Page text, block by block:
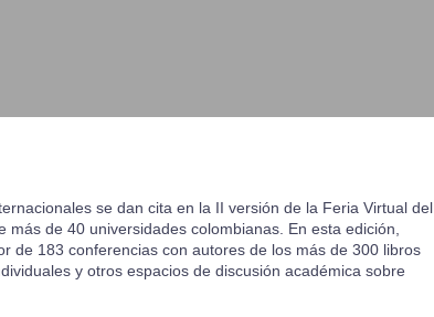
se dan cita en la II versión de la Feria Virtual del
de 40 universidades colombianas. En esta edición,
de 183 conferencias con autores de los más de 300 libros
y otros espacios de discusión académica sobre